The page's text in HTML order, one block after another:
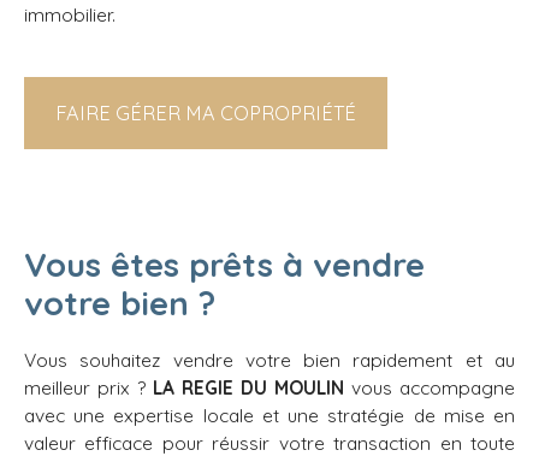
immobilier.
FAIRE GÉRER MA COPROPRIÉTÉ
Vous êtes prêts à vendre
votre bien ?
Vous souhaitez vendre votre bien rapidement et au
meilleur prix ? LA REGIE DU MOULIN vous accompagne
avec une expertise locale et une stratégie de mise en
valeur efficace pour réussir votre transaction en toute